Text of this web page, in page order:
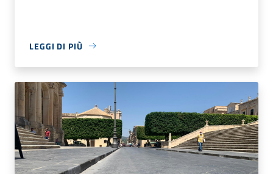
LEGGI DI PIÙ